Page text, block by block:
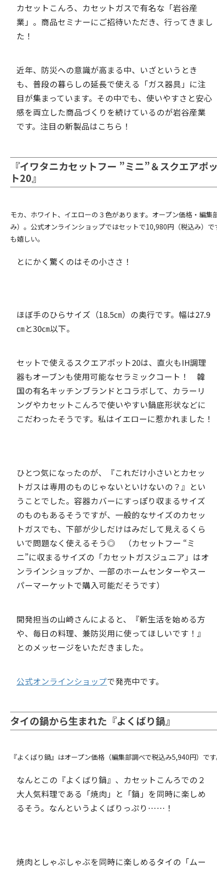
カセットこんろ、カセットガスで有名な「岩谷産
業」。商品セミナーにご招待いただき、行ってきまし
た！
近年、防災への意識が高まる中、いざというとき
も、普段の暮らしの延長で使える「ガス器具」に注
目が集まっています。その中でも、使いやすさと安心
感を両立した商品づくりを続けているのが岩谷産業
です。注目の新製品はこちら！
『イワタニカセットフー ”ミニ”＆スクエアポ
ト20』
モカ、ホワイト、イエローの３色があります。オープン価格・編集
み）。公式オンラインショップではセットで10,980円（税込み）
も嬉しい。
とにかく驚くのはその小ささ！
ほぼ手のひらサイズ（18.5㎝）の奥行です。幅は27.9
㎝と30㎝以下。
セットで使えるスクエアポット20は、直火もIH調理
器もオーブンも使用可能なセラミックコート！ 韓
国の有名キッチンブランドとコラボして、カラーリ
ングやカセットこんろで使いやすい鍋底形状などに
こだわったそうです。私はイエローに惹かれました！
ひとつ気になったのが、『これだけ小さいとカセッ
トガスは専用のものじゃないといけないの？』とい
うことでした。容器カバーにすっぽり収まるサイズ
のものもあるそうですが、一般的なサイズのカセッ
トガスでも、下部が少しだけはみだして見えるくら
いで問題なく使えるそう◎ （カセットフー “ミ
ニ”に収まるサイズの「カセットガスジュニア」はオ
ンラインショップか、一部のホームセンターやスー
パーマーケットで購入可能だそうです）
開発担当の山崎さんによると、『新生活を始める方
や、毎日の料理、兼防災用に使ってほしいです！』
とのメッセージをいただきました。
公式オンラインショップで発売中です。
タイの鍋から生まれた『よくばり鍋』
『よくばり鍋』はオープン価格（編集部調べで税込み5,940円）で
なんとこの『よくばり鍋』、カセットこんろでの２
大人気料理である「焼肉」と「鍋」を同時に楽しめ
るそう。なんというよくばりっぷり……！
焼肉としゃぶしゃぶを同時に楽しめるタイの「ムー